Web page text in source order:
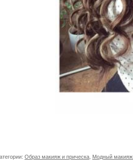
Образ макияж и прическа Модный макияж